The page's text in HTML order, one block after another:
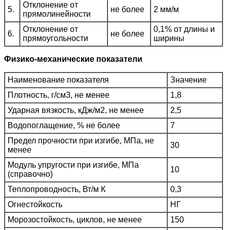
5.
Отклонение от
прямолинейности
не более 2 мм/м
6.
Отклонение от
прямоугольности
не более
0,1% от длины и
ширины
Физико-механические показатели
Наименование показателя
Значение
Плотность, г/см3, не менее
1,8
Ударная вязкость, кДж/м2, не менее
2,5
Водопоглащение, % не более
7
Предел прочности при изгибе, МПа, не
менее
30
Модуль упругости при изгибе, МПа
(справочно)
10
Теплопроводность, Вт/м К
0,3
Огнестойкость
НГ
Морозостойкость, циклов, не менее
150